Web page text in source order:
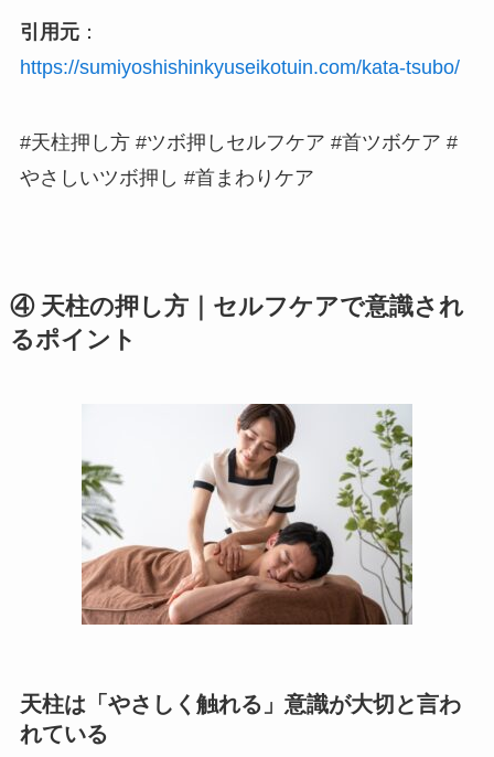
引用元：
https://sumiyoshishinkyuseikotuin.com/kata-tsubo/
#天柱押し方 #ツボ押しセルフケア #首ツボケア #
やさしいツボ押し #首まわりケア
④ 天柱の押し方｜セルフケアで意識され
るポイント
天柱は「やさしく触れる」意識が大切と言わ
れている